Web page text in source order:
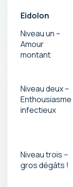
Eidolon
Niveau un –
Amour
montant
Niveau deux –
Enthousiasme
infectieux
Niveau trois –
gros dégâts !